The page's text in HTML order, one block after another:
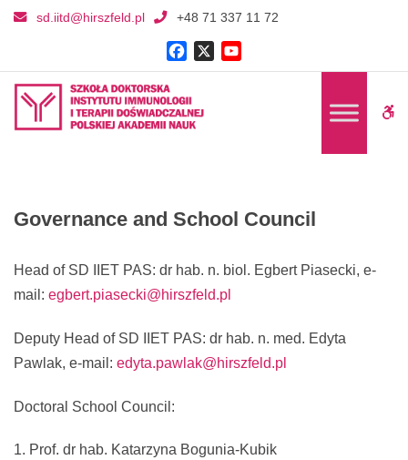
Governance
Council
Szkoła
sd.iitd@hirszfeld.pl +48 71 337 11 72
Facebook
Channel
Governance and School Council
Head of SD IIET PAS: dr hab. n. biol. Egbert Piasecki, e-
mail: egbert.piasecki@hirszfeld.pl
Deputy Head of SD IIET PAS: dr hab. n. med. Edyta
Pawlak, e-mail: edyta.pawlak@hirszfeld.pl
Doctoral School Council:
Prof. dr hab. Katarzyna Bogunia-Kubik